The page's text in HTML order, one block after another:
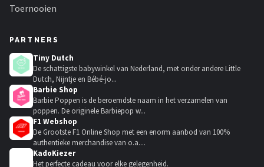
Toernooien
PARTNERS
Tiny Dutch
De schattigste babywinkel van Nederland, met onder andere Little
Dutch, Nijntje en Bébé-jo...
Barbie Shop
Barbie Poppen is de beroemdste naam in het verzamelen van
poppen. De originele Barbiepop w...
F1 Webshop
De Grootste F1 Online Shop met een enorm aanbod van 100%
authentieke merchandise van o.a....
KadoKiezer
Het perfecte cadeau voor elke gelegenheid.